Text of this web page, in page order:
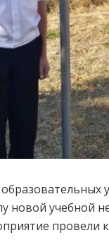
новой учебной
провели